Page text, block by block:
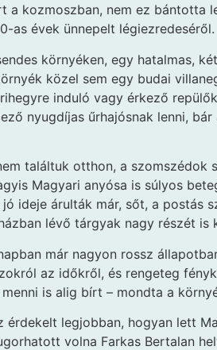
a kozmoszban, nem ez bántotta
as évek ünnepelt légiezredeséről.
környéken, egy hatalmas,
közel sem egy budai
induló vagy érkező
nyugdíjas űrhajósnak lenni,
találtuk otthon, a szomszédok
Magyari anyósa is súlyos
ideje árulták már, sőt, a postás
lévő tárgyak nagy részét is
már nagyon rossz
az időkről, és rengeteg
is alig bírt – mondta a
érdekelt legjobban, hogyan lett
volna Farkas Bertalan